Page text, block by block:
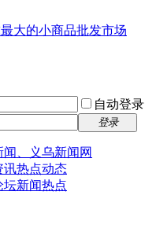
大的小商品批发市场
自动登录
登录
闻、义乌新闻网
讯热点动态
坛新闻热点